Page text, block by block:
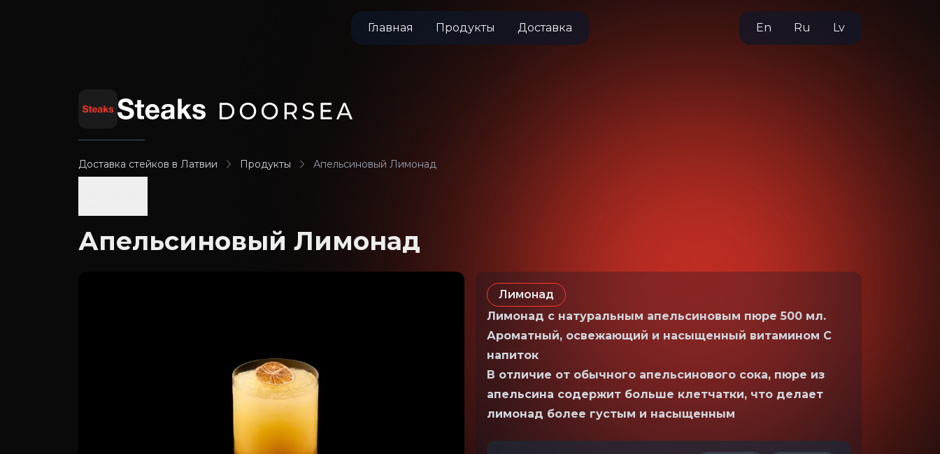
Главная Продукты Доставка En Ru Lv
Доставка стейков в Латвии Продукты Апельсиновый Лимонад
Апельсиновый Лимонад
Лимонад
Лимонад с натуральным апельсиновым пюре 500 мл.
Ароматный, освежающий и насыщенный витамином C
напиток
В отличие от обычного апельсинового сока, пюре из
апельсина содержит больше клетчатки, что делает
лимонад более густым и насыщенным